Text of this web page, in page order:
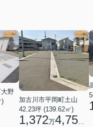
野
)
加古川市平岡町土山
42.23坪 (139.62㎡)
1,372万4,750